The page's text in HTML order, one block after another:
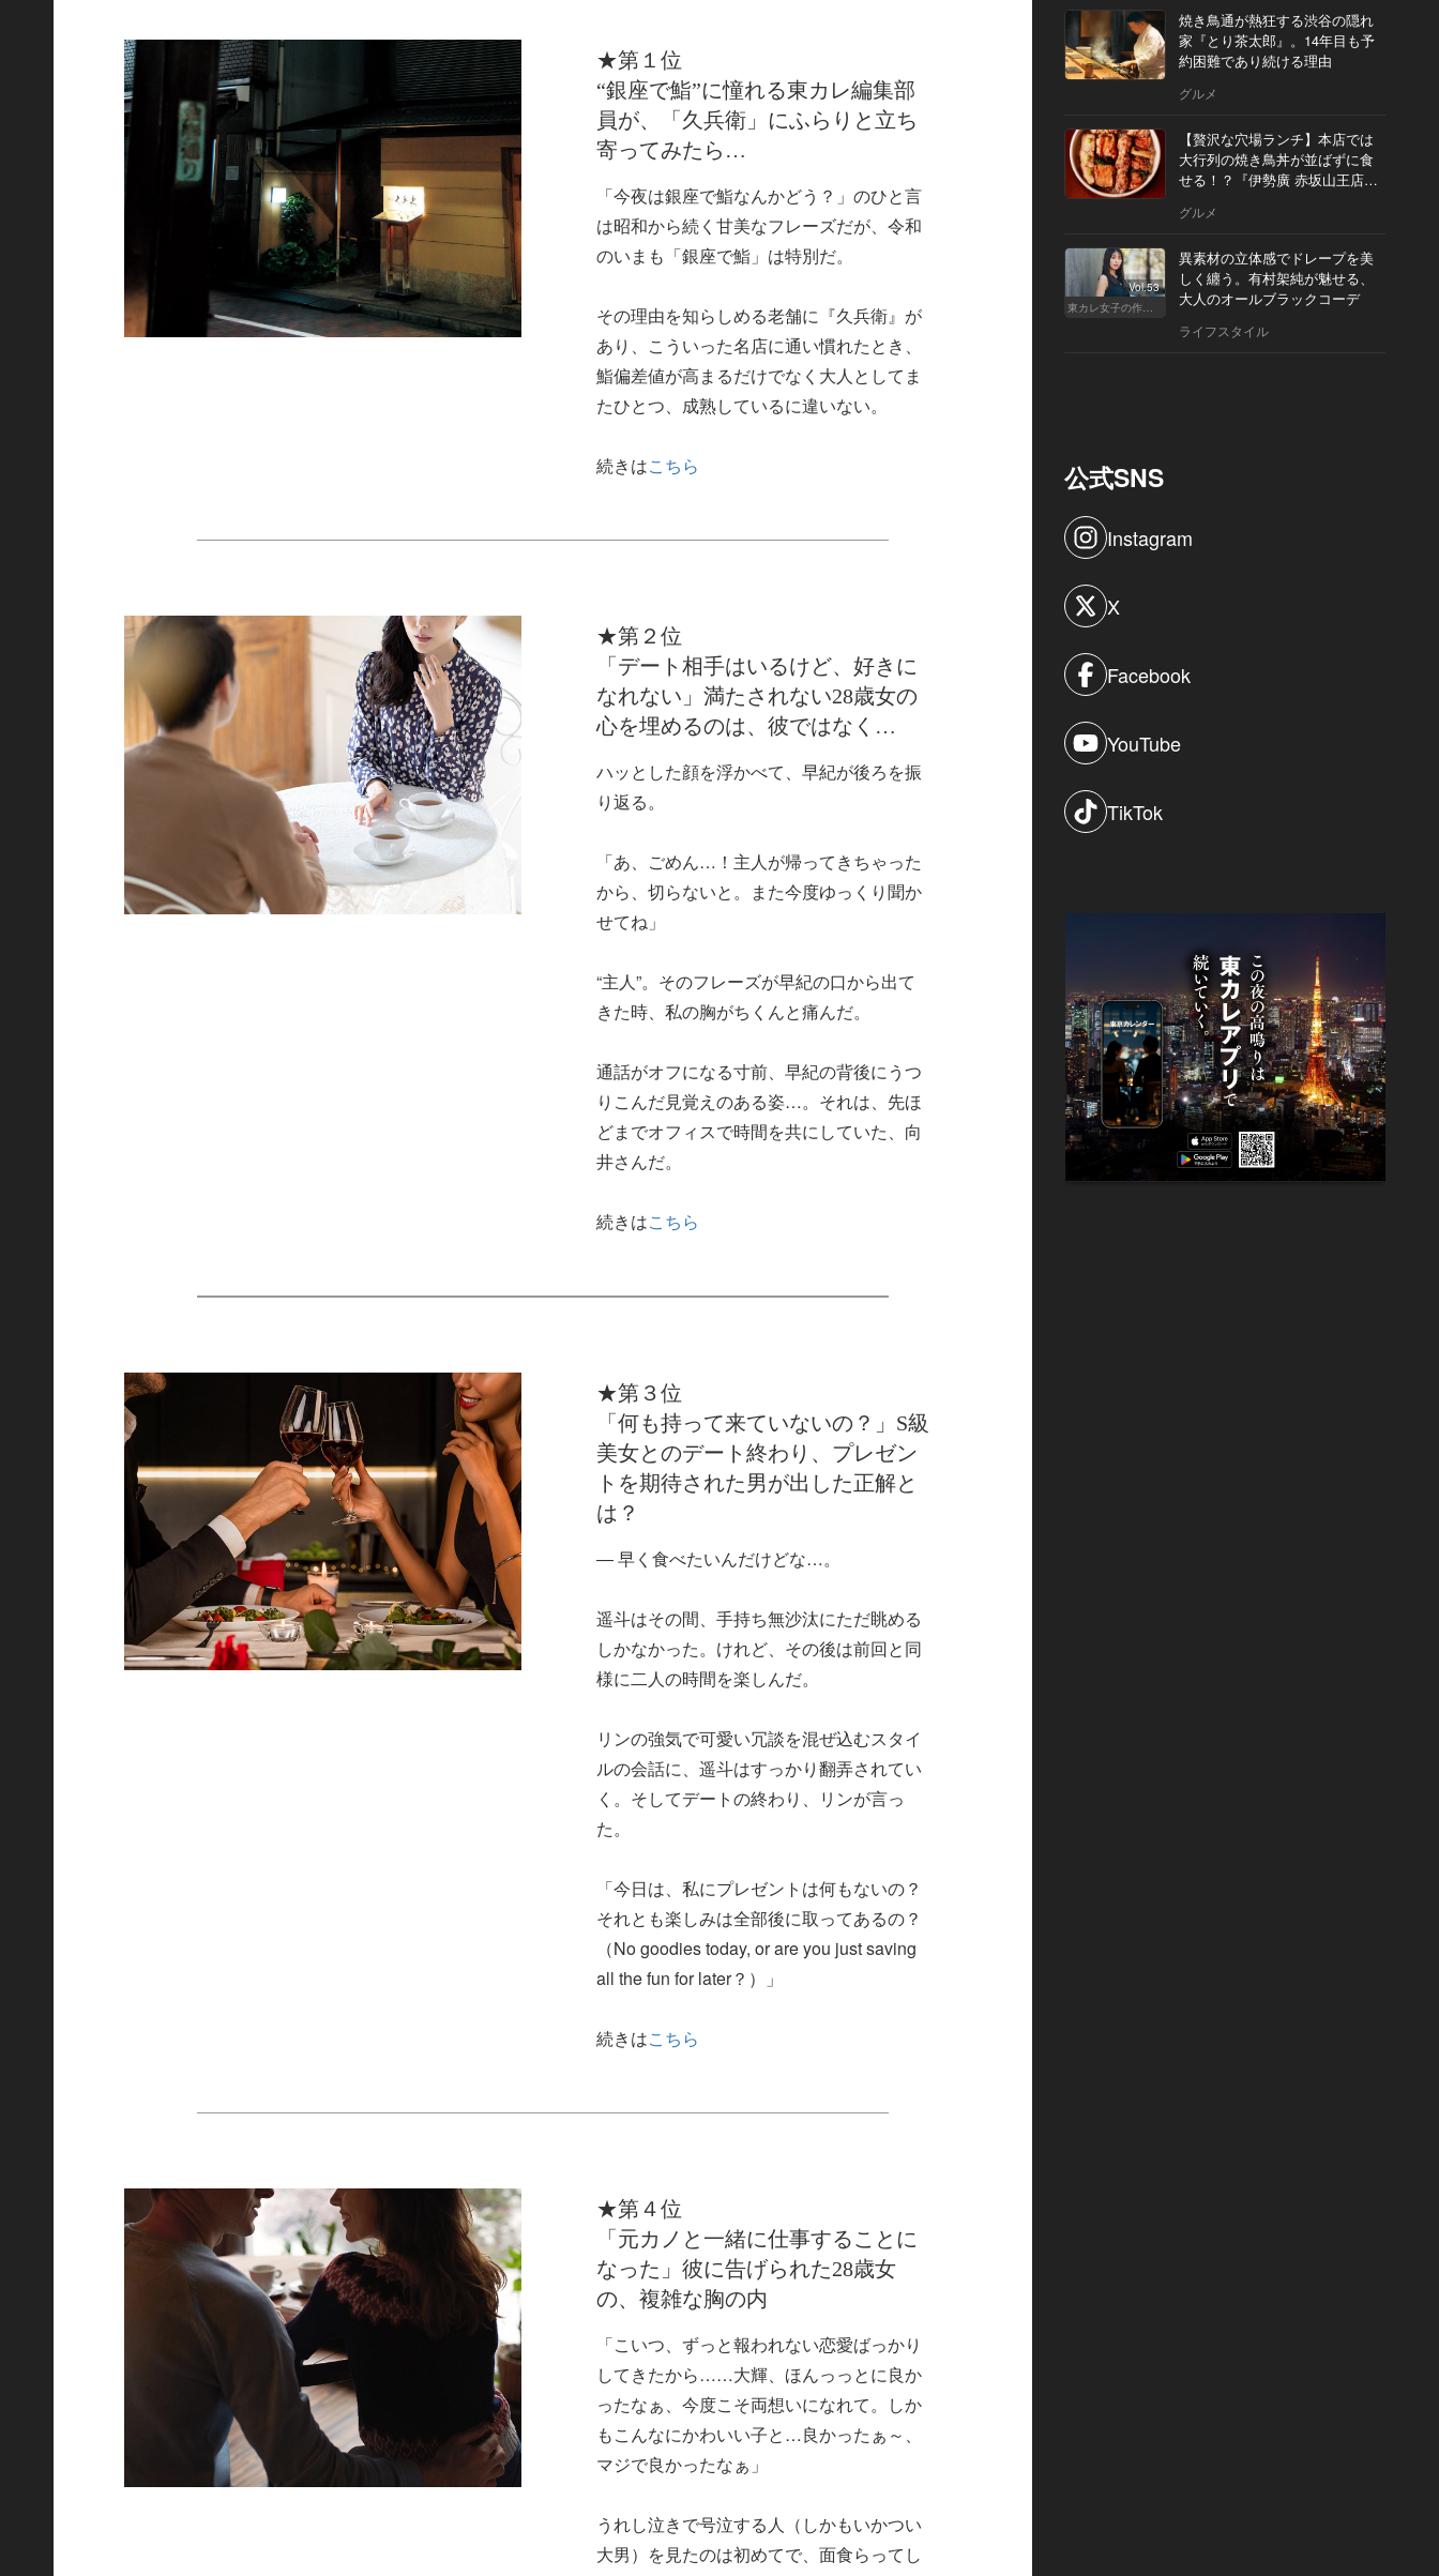
★第１位
“銀座で鮨”に憧れる東カレ編集部
員が、「久兵衛」にふらりと立ち
寄ってみたら…
「今夜は銀座で鮨なんかどう？」のひと言
は昭和から続く甘美なフレーズだが、令和
のいまも「銀座で鮨」は特別だ。
その理由を知らしめる老舗に『久兵衛』が
あり、こういった名店に通い慣れたとき、
鮨偏差値が高まるだけでなく大人としてま
たひとつ、成熟しているに違いない。
続きはこちら
★第２位
「デート相手はいるけど、好きに
なれない」満たされない28歳女の
心を埋めるのは、彼ではなく…
ハッとした顔を浮かべて、早紀が後ろを振
り返る。
「あ、ごめん…！主人が帰ってきちゃった
から、切らないと。また今度ゆっくり聞か
せてね」
“主人”。そのフレーズが早紀の口から出て
きた時、私の胸がちくんと痛んだ。
通話がオフになる寸前、早紀の背後にうつ
りこんだ見覚えのある姿…。それは、先ほ
どまでオフィスで時間を共にしていた、向
井さんだ。
続きはこちら
★第３位
「何も持って来ていないの？」S級
美女とのデート終わり、プレゼン
トを期待された男が出した正解と
は？
― 早く食べたいんだけどな…。
遥斗はその間、手持ち無沙汰にただ眺める
しかなかった。けれど、その後は前回と同
様に二人の時間を楽しんだ。
リンの強気で可愛い冗談を混ぜ込むスタイ
ルの会話に、遥斗はすっかり翻弄されてい
く。そしてデートの終わり、リンが言っ
た。
「今日は、私にプレゼントは何もないの？
それとも楽しみは全部後に取ってあるの？
（No goodies today, or are you just saving
all the fun for later？）」
続きはこちら
★第４位
「元カノと一緒に仕事することに
なった」彼に告げられた28歳女
の、複雑な胸の内
「こいつ、ずっと報われない恋愛ばっかり
してきたから……大輝、ほんっっとに良か
ったなぁ、今度こそ両想いになれて。しか
もこんなにかわいい子と…良かったぁ～、
マジで良かったなぁ」
うれし泣きで号泣する人（しかもいかつい
大男）を見たのは初めてで、面食らってし
焼き鳥通が熱狂する渋谷の隠れ
家『とり茶太郎』。14年目も予
約困難であり続ける理由
グルメ
【贅沢な穴場ランチ】本店では
大行列の焼き鳥丼が並ばずに食
せる！？『伊勢廣 赤坂山王店』
グルメ
Vol.53
東カレ女子の作り方
異素材の立体感でドレープを美
しく纏う。有村架純が魅せる、
大人のオールブラックコーデ
ライフスタイル
公式SNS
Instagram
X
Facebook
YouTube
TikTok